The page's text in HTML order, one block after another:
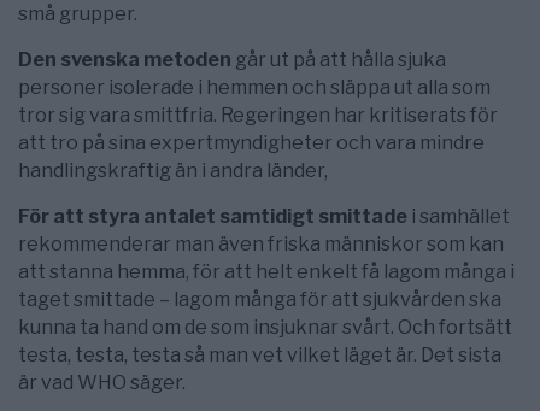
små grupper.
Den svenska metoden går ut på att hålla sjuka
personer isolerade i hemmen och släppa ut alla som
tror sig vara smittfria. Regeringen har kritiserats för
att tro på sina expertmyndigheter och vara mindre
handlingskraftig än i andra länder,
För att styra antalet samtidigt smittade i samhället
rekommenderar man även friska människor som kan
att stanna hemma, för att helt enkelt få lagom många i
taget smittade – lagom många för att sjukvården ska
kunna ta hand om de som insjuknar svårt. Och fortsätt
testa, testa, testa så man vet vilket läget är. Det sista
är vad WHO säger.